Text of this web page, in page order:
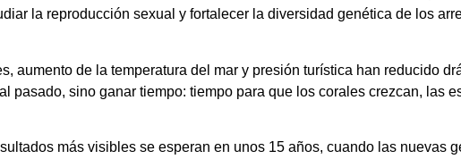
la reproducción sexual y fortalecer la diversidad genética de los
aumento de la temperatura del mar y presión turística han reducido
pasado, sino ganar tiempo: tiempo para que los corales crezcan, las
más visibles se esperan en unos 15 años, cuando las nuevas